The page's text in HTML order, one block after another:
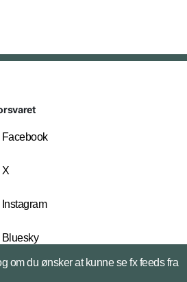
Facebook
X
Instagram
Bluesky
LinkedIn
om du ønsker at kunne se fx feeds fra